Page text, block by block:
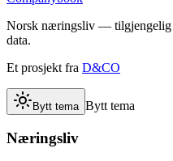
Norsk næringsliv — tilgjengelig
data.
Et prosjekt fra D&CO
Bytt tema Bytt tema
Næringsliv